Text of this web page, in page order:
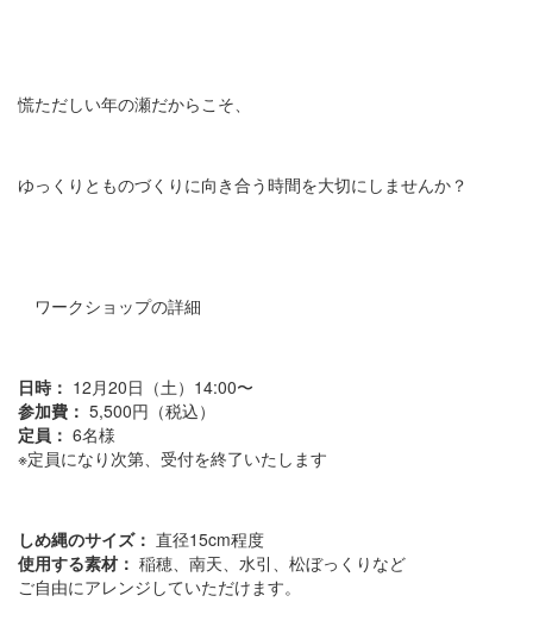
慌ただしい年の瀬だからこそ、
ゆっくりとものづくりに向き合う時間を大切にしませんか？
ワークショップの詳細
日時： 12月20日（土）14:00〜
参加費： 5,500円（税込）
定員： 6名様
※定員になり次第、受付を終了いたします
しめ縄のサイズ： 直径15cm程度
使用する素材： 稲穂、南天、水引、松ぼっくりなど
ご自由にアレンジしていただけます。